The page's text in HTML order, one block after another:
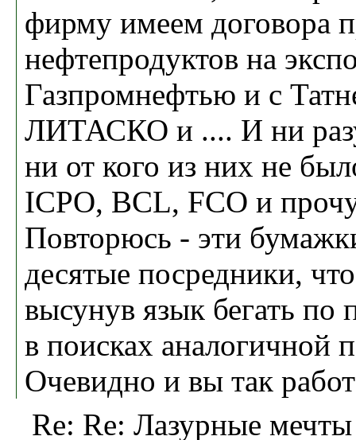
фирму имеем договора
нефтепродуктов на
Газпромнефтью и с
ЛИТАСКО и .... И ни
ни от кого из них не
ICPO, BCL, FCO и
Повторюсь - эти
десятые посредники,
высунув язык бегать по
в поисках аналогичной
Очевидно и вы так
Re: Re: Лазурные мечты